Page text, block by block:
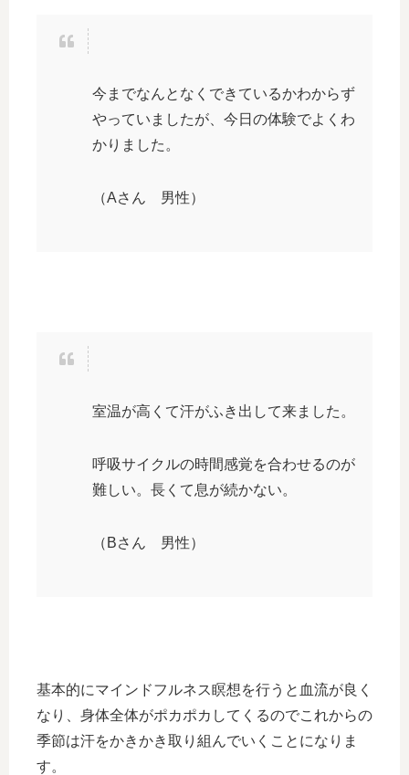
今までなんとなくできているかわからず
やっていましたが、今日の体験でよくわ
かりました。
（Aさん 男性）
室温が高くて汗がふき出して来ました。
呼吸サイクルの時間感覚を合わせるのが
難しい。長くて息が続かない。
（Bさん 男性）
基本的にマインドフルネス瞑想を行うと血流が良く
なり、身体全体がポカポカしてくるのでこれからの
季節は汗をかきかき取り組んでいくことになりま
す。